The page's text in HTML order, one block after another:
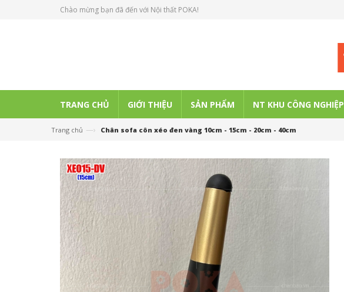
Chào mừng bạn đã đến với Nội thất POKA!
TRANG CHỦ GIỚI THIỆU SẢN PHẨM NT KHU CÔNG NGHIỆP
Trang chủ —› Chân sofa côn xéo đen vàng 10cm - 15cm - 20cm - 40cm